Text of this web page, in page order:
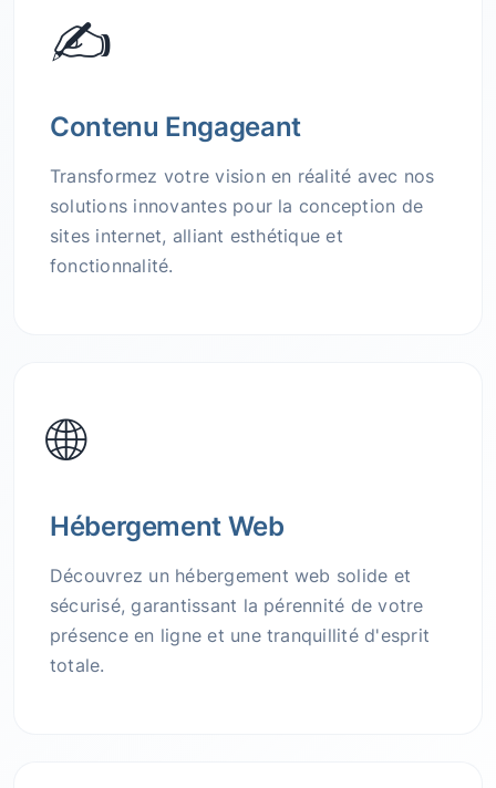
✍️
Contenu Engageant
Transformez votre vision en réalité avec nos
solutions innovantes pour la conception de
sites internet, alliant esthétique et
fonctionnalité.
🌐
Hébergement Web
Découvrez un hébergement web solide et
sécurisé, garantissant la pérennité de votre
présence en ligne et une tranquillité d'esprit
totale.